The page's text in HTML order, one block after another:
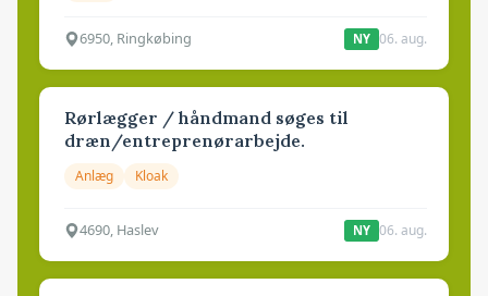
6950, Ringkøbing NY 06. aug.
Rørlægger / håndmand søges til
dræn/entreprenørarbejde.
Anlæg Kloak
4690, Haslev NY 06. aug.